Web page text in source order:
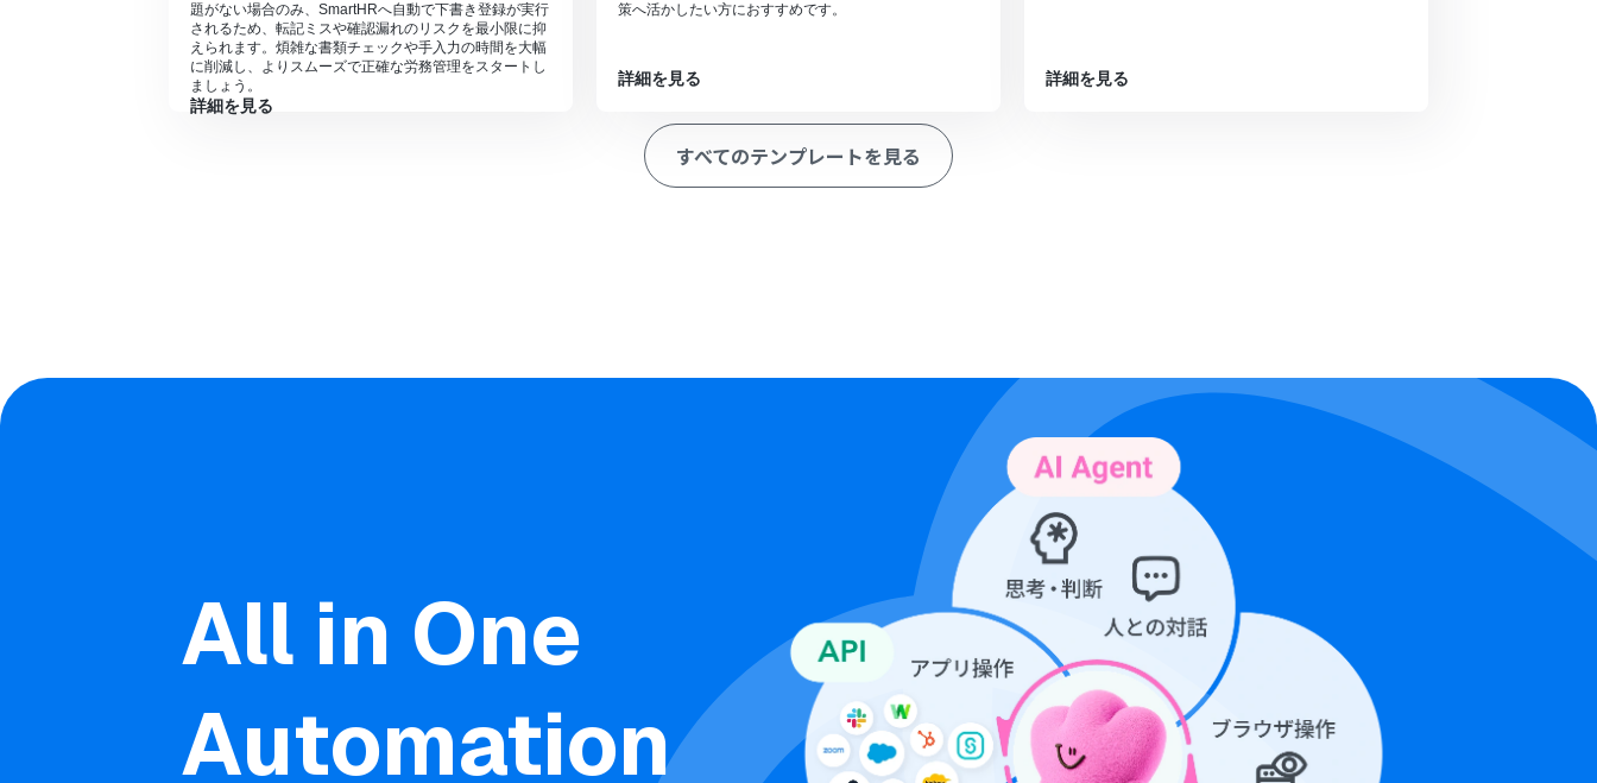
題がない場合のみ、SmartHRへ自動で下書き登録が実行
されるため、転記ミスや確認漏れのリスクを最小限に抑
えられます。煩雑な書類チェックや手入力の時間を大幅
に削減し、よりスムーズで正確な労務管理をスタートし
ましょう。
詳細を見る
策へ活かしたい方におすすめです。
詳細を見る 詳細を見る
すべてのテンプレートを見る
All in One
Automation